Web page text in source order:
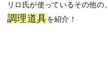
リロ氏が使っているその他の、
調理道具を紹介！